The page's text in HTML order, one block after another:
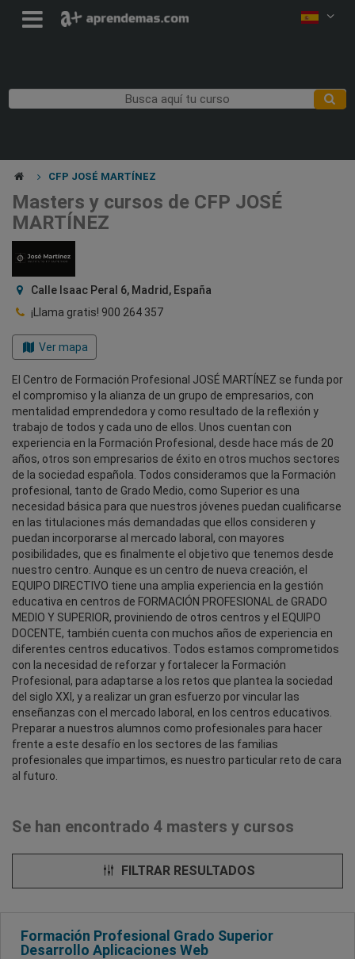
CFP JOSÉ MARTÍNEZ
Masters y cursos de CFP JOSÉ
MARTÍNEZ
Calle Isaac Peral 6, Madrid, España
¡Llama gratis! 900 264 357
Ver mapa
El Centro de Formación Profesional JOSÉ MARTÍNEZ se funda por
el compromiso y la alianza de un grupo de empresarios, con
mentalidad emprendedora y como resultado de la reflexión y
trabajo de todos y cada uno de ellos. Unos cuentan con
experiencia en la Formación Profesional, desde hace más de 20
años, otros son empresarios de éxito en otros muchos sectores
de la sociedad española. Todos consideramos que la Formación
profesional, tanto de Grado Medio, como Superior es una
necesidad básica para que nuestros jóvenes puedan cualificarse
en las titulaciones más demandadas que ellos consideren y
puedan incorporarse al mercado laboral, con mayores
posibilidades, que es finalmente el objetivo que tenemos desde
nuestro centro. Aunque es un centro de nueva creación, el
EQUIPO DIRECTIVO tiene una amplia experiencia en la gestión
educativa en centros de FORMACIÓN PROFESIONAL de GRADO
MEDIO Y SUPERIOR, proviniendo de otros centros y el EQUIPO
DOCENTE, también cuenta con muchos años de experiencia en
diferentes centros educativos. Todos estamos comprometidos
con la necesidad de reforzar y fortalecer la Formación
Profesional, para adaptarse a los retos que plantea la sociedad
del siglo XXI, y a realizar un gran esfuerzo por vincular las
enseñanzas con el mercado laboral, en los centros educativos.
Preparar a nuestros alumnos como profesionales para hacer
frente a este desafío en los sectores de las familias
profesionales que impartimos, es nuestro particular reto de cara
al futuro.
Se han encontrado 4 masters y cursos
FILTRAR RESULTADOS
Formación Profesional Grado Superior
Desarrollo Aplicaciones Web